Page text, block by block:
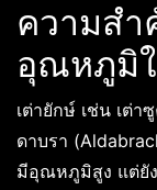
ความส
อุณหภูมิใ
เต่ายักษ์ เช่น เต่า
ดาบรา
มีอุณหภูมิสูง แต่ยัง